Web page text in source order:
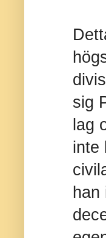
sig
lag
inte